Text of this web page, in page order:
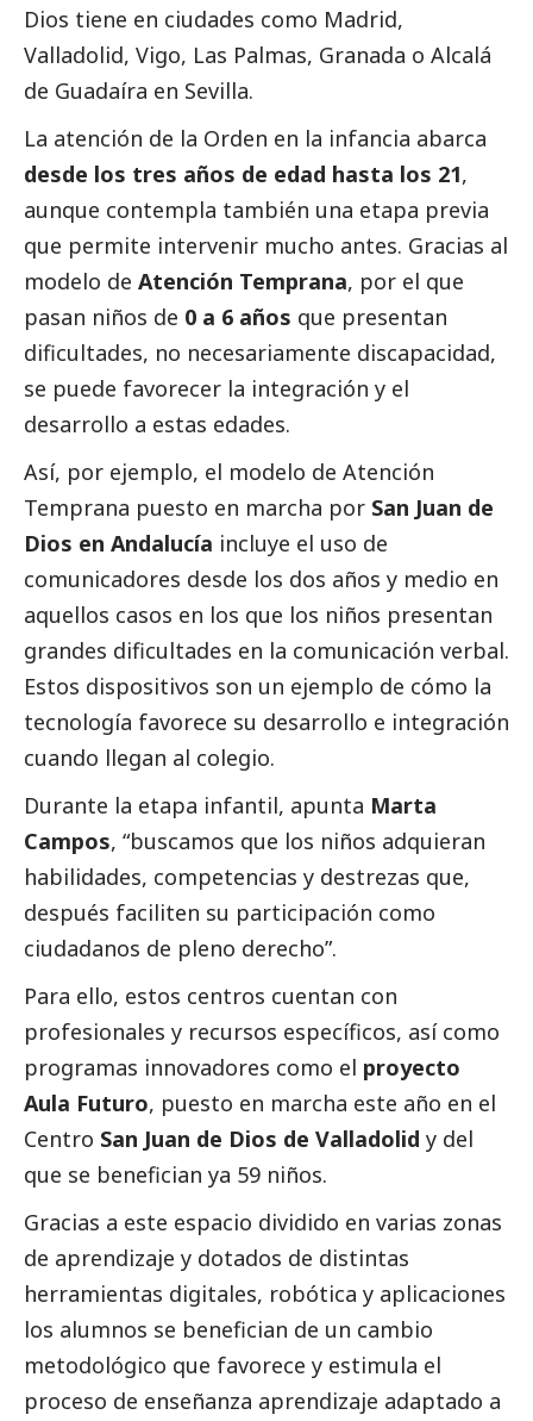
Dios tiene en ciudades como Madrid,
Valladolid, Vigo, Las Palmas, Granada o Alcalá
de Guadaíra en Sevilla.
La atención de la Orden en la infancia abarca
desde los tres años de edad hasta los 21,
aunque contempla también una etapa previa
que permite intervenir mucho antes. Gracias al
modelo de Atención Temprana, por el que
pasan niños de 0 a 6 años que presentan
dificultades, no necesariamente discapacidad,
se puede favorecer la integración y el
desarrollo a estas edades.
Así, por ejemplo, el modelo de Atención
Temprana puesto en marcha por San Juan de
Dios en Andalucía incluye el uso de
comunicadores desde los dos años y medio en
aquellos casos en los que los niños presentan
grandes dificultades en la comunicación verbal.
Estos dispositivos son un ejemplo de cómo la
tecnología favorece su desarrollo e integración
cuando llegan al colegio.
Durante la etapa infantil, apunta Marta
Campos, “buscamos que los niños adquieran
habilidades, competencias y destrezas que,
después faciliten su participación como
ciudadanos de pleno derecho”.
Para ello, estos centros cuentan con
profesionales y recursos específicos, así como
programas innovadores como el proyecto
Aula Futuro, puesto en marcha este año en el
Centro San Juan de Dios de Valladolid y del
que se benefician ya 59 niños.
Gracias a este espacio dividido en varias zonas
de aprendizaje y dotados de distintas
herramientas digitales, robótica y aplicaciones
los alumnos se benefician de un cambio
metodológico que favorece y estimula el
proceso de enseñanza aprendizaje adaptado a